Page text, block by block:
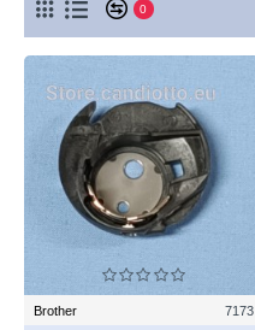
0
Brother 7173